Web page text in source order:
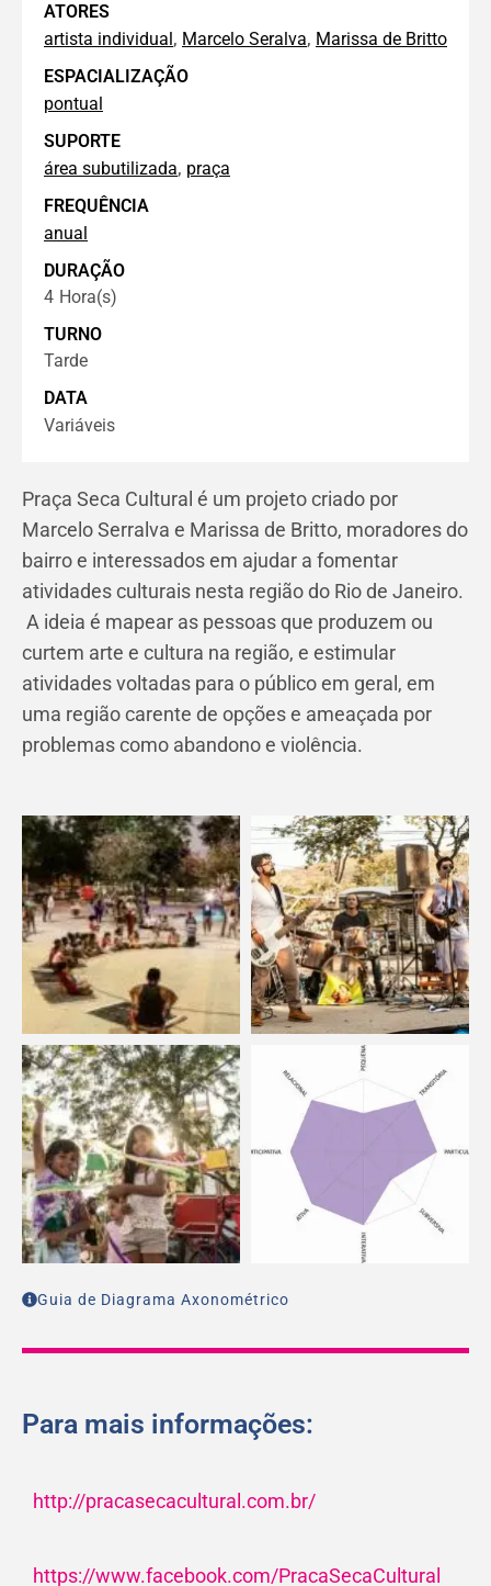
Praça Seca Cultural é um projeto criado por
Marcelo Serralva e Marissa de Britto, moradores do
bairro e interessados em ajudar a fomentar
atividades culturais nesta região do Rio de Janeiro.
A ideia é mapear as pessoas que produzem ou
curtem arte e cultura na região, e estimular
atividades voltadas para o público em geral, em
uma região carente de opções e ameaçada por
problemas como abandono e violência.
Guia de Diagrama Axonométrico
Para mais informações:
http://pracasecacultural.com.br/
https://www.facebook.com/PracaSecaCultural
ATORES
artista individual, Marcelo Seralva, Marissa de Britto
ESPACIALIZAÇÃO
pontual
SUPORTE
área subutilizada, praça
FREQUÊNCIA
anual
DURAÇÃO
4 Hora(s)
TURNO
Tarde
DATA
Variáveis